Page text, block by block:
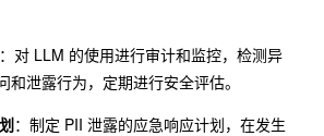
：对 LLM 的使用进行审计和监控，检测异
和泄露行为，定期进行安全评估。
：制定 PII 泄露的应急响应计划，在发生